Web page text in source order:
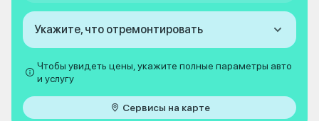
Укажите, что отремонтировать
Чтобы увидеть цены, укажите полные параметры авто
и услугу
Сервисы на карте